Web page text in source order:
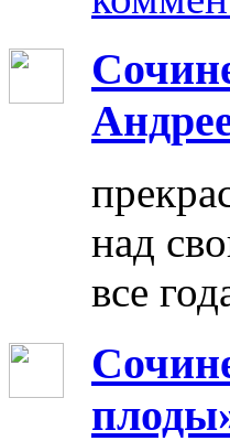
над
все